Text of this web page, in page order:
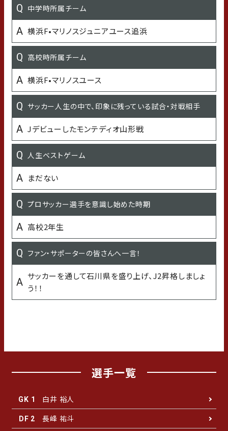
中学時所属チーム
横浜F•マリノスジュニアユース追浜
高校時所属チーム
横浜F•マリノスユース
サッカー人生の中で、印象に残っている試合・対戦相手
Jデビューしたモンテディオ山形戦
人生ベストゲーム
まだない
プロサッカー選手を意識し始めた時期
高校2年生
ファン・サポーターの皆さんへ一言！
サッカーを通して石川県を盛り上げ、J2昇格しましょ
う！！
愛車
トヨタ
好きな言葉・座右の銘
人事尽くして天命を待つ
最近の悩み
特になし
子どもの頃の習い事
バレーボール
学生時代の得意な科目
英語
学生時代の苦手な科目
選手一覧
GK 1 白井 裕人
DF 2 長峰 祐斗